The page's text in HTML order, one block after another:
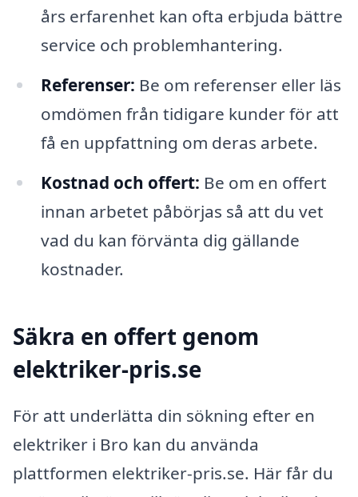
års erfarenhet kan ofta erbjuda bättre
service och problemhantering.
Referenser: Be om referenser eller läs
omdömen från tidigare kunder för att
få en uppfattning om deras arbete.
Kostnad och offert: Be om en offert
innan arbetet påbörjas så att du vet
vad du kan förvänta dig gällande
kostnader.
Säkra en offert genom
elektriker-pris.se
För att underlätta din sökning efter en
elektriker i Bro kan du använda
plattformen elektriker-pris.se. Här får du